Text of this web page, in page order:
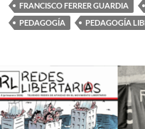
FRANCISCO FERRER GUARDIA
PEDAGOGÍA
PEDAGOGÍA